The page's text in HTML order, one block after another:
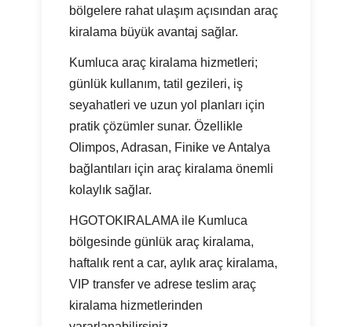
bölgelere rahat ulaşım açısından araç
kiralama büyük avantaj sağlar.
Kumluca araç kiralama hizmetleri;
günlük kullanım, tatil gezileri, iş
seyahatleri ve uzun yol planları için
pratik çözümler sunar. Özellikle
Olimpos, Adrasan, Finike ve Antalya
bağlantıları için araç kiralama önemli
kolaylık sağlar.
HGOTOKIRALAMA ile Kumluca
bölgesinde günlük araç kiralama,
haftalık rent a car, aylık araç kiralama,
VIP transfer ve adrese teslim araç
kiralama hizmetlerinden